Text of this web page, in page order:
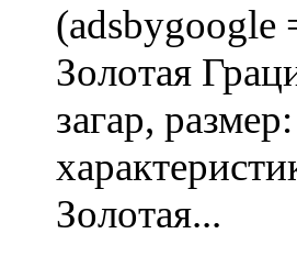
Золотая
загар,
Золотая...